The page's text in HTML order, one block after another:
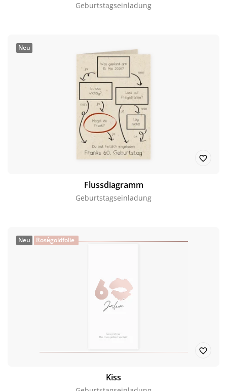
Geburtstagseinladung
Neu
Flussdiagramm
Geburtstagseinladung
Neu Roségoldfolie
Kiss